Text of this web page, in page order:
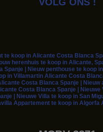
koop in Alicante Costa Blanca
herenhuis te koop in Alicante,
| Nieuw penthouse te koop
in Villamartin Alicante Costa
Costa Blanca Spanje |
Costa Blanca Spanje |
| Nieuwe Villa te koop in San
Appartement te koop in